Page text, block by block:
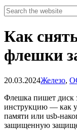
Как
флешки
20.03.2024Железо,
Флешка пишет диск
инструкцию — как
памяти или usb-
защищенную